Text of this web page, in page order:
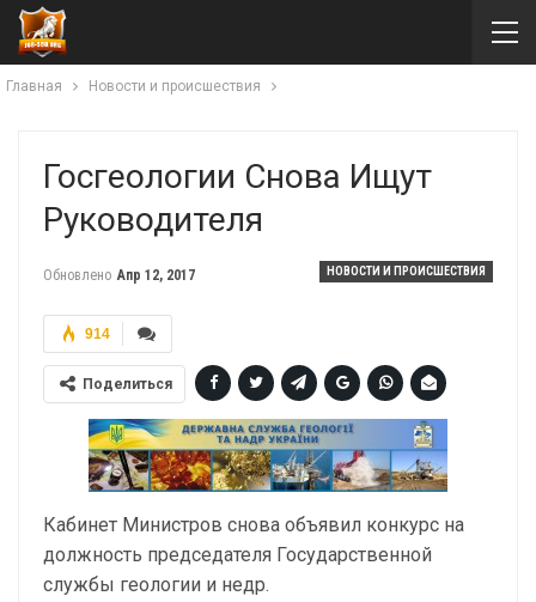
Главная Новости и происшествия
Госгеологии Снова Ищут
Руководителя
НОВОСТИ И ПРОИСШЕСТВИЯ
Обновлено Апр 12, 2017
914
Поделиться
Кабинет Министров снова объявил конкурс на
должность председателя Государственной
службы геологии и недр.